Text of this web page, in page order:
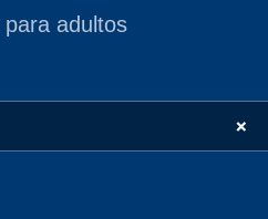
adultos
+